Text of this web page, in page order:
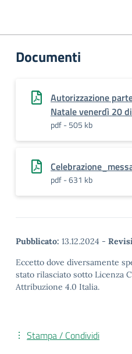
Documenti
Autorizzazione
Natale venerdì 20
pdf - 505 kb
pdf - 631 kb
Pubblicato: 13.12.2024 -
Eccetto dove diversamente
stato rilasciato sotto Licenza
Attribuzione 4.0 Italia.
Stampa / Condividi